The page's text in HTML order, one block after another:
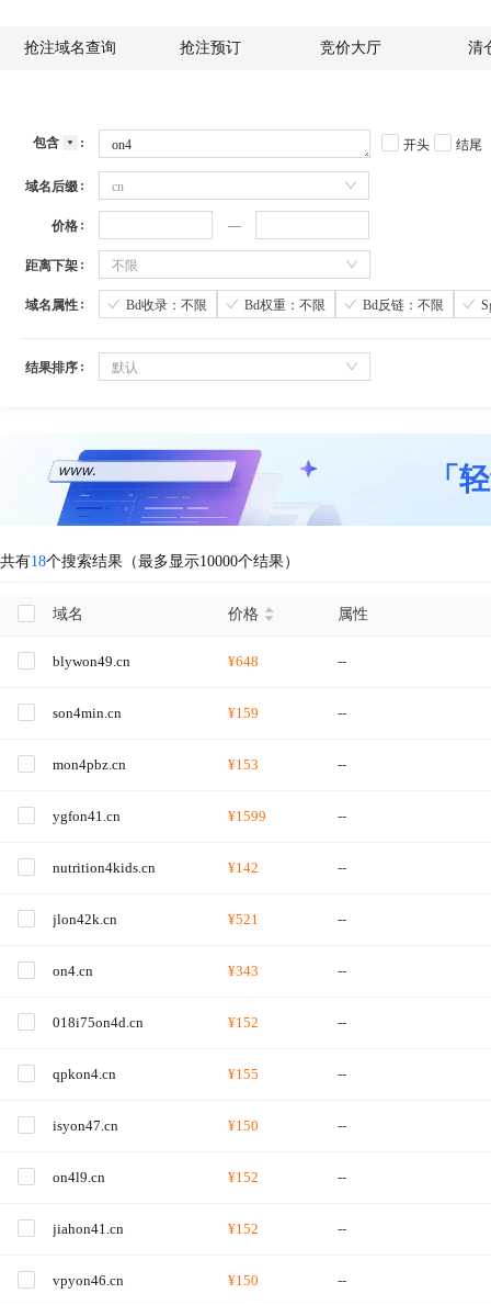
抢注域名查询 抢注预订 竞价大厅 清
包含 开头 结尾
域名后缀 cn
价格
距离下架 不限
域名属性 Bd收录：不限 Bd权重：不限 Bd反链：不限
结果排序 默认
「
共有18个搜索结果（最多显示10000个结果）
域名 价格 属性
blywon49.cn ¥648 --
son4min.cn ¥159 --
mon4pbz.cn ¥153 --
ygfon41.cn ¥1599 --
nutrition4kids.cn ¥142 --
jlon42k.cn ¥521 --
on4.cn ¥343 --
018i75on4d.cn ¥152 --
qpkon4.cn ¥155 --
isyon47.cn ¥150 --
on4l9.cn ¥152 --
jiahon41.cn ¥152 --
vpyon46.cn ¥150 --